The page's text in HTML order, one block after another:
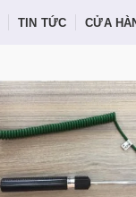
TIN TỨC CỬA